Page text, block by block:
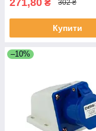
₴ 302 ₴
Купити
–10%